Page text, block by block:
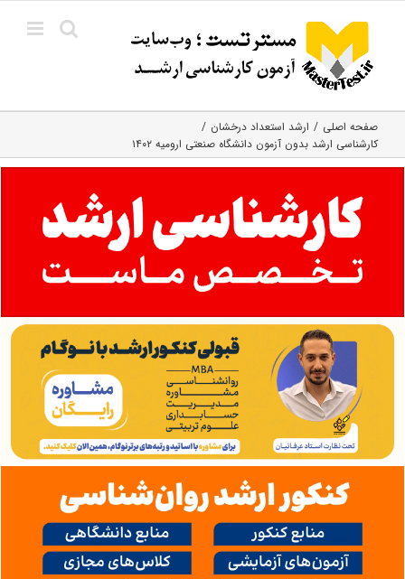
content
صفحه اصلی
ارشد استعداد درخشان
کارشناسی ارشد بدون آزمون دانشگاه صنعتی ارومیه ۱۴۰۲